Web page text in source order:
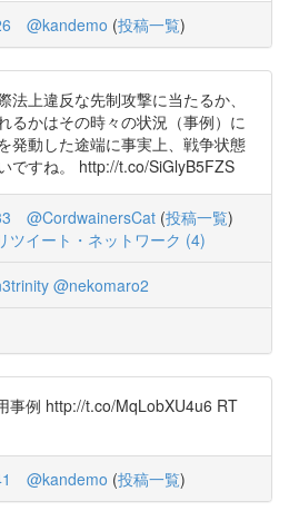
@kandemo (投稿一覧)
上違反な先制攻撃に当たるか、
るかはその時々の状況（事例）に
発動した途端に事実上、戦争状態
ですね。 http://t.co/SiGlyB5FZS
@CordwainersCat (投稿一覧)
ツイート・ネットワーク (4)
@nekomaro2
事例 http://t.co/MqLobXU4u6 RT
@kandemo (投稿一覧)